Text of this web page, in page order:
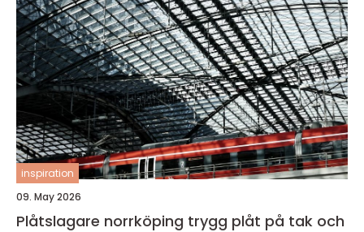
inspiration
09. May 2026
Plåtslagare norrköping trygg plåt på tak och